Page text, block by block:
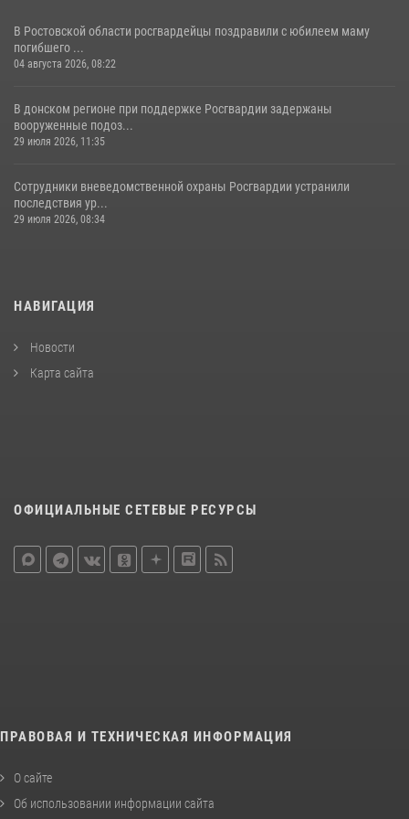
В Ростовской области росгвардейцы поздравили с юбилеем маму
погибшего ...
04 августа 2026, 08:22
В донском регионе при поддержке Росгвардии задержаны
вооруженные подоз...
29 июля 2026, 11:35
Сотрудники вневедомственной охраны Росгвардии устранили
последствия ур...
29 июля 2026, 08:34
НАВИГАЦИЯ
Новости
Карта сайта
ОФИЦИАЛЬНЫЕ СЕТЕВЫЕ РЕСУРСЫ
ПРАВОВАЯ И ТЕХНИЧЕСКАЯ ИНФОРМАЦИЯ
О сайте
Об использовании информации сайта